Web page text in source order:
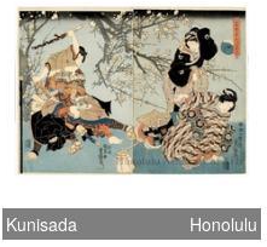
Kunisada Honolulu